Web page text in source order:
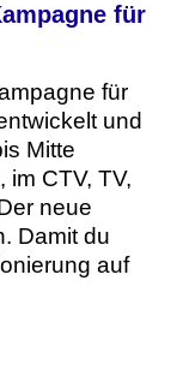
für
für
und
Mitte
im CTV, TV,
neue
Damit du
auf